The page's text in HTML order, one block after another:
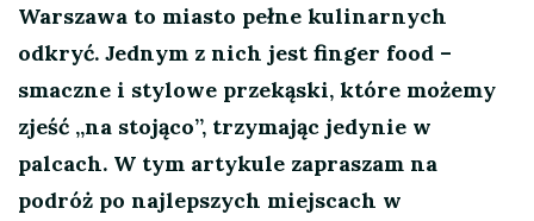
Warszawa to miasto pełne kulinarnych
odkryć. Jednym z nich jest finger food –
smaczne i stylowe przekąski, które możemy
zjeść „na stojąco”, trzymając jedynie w
palcach. W tym artykule zapraszam na
podróż po najlepszych miejscach w